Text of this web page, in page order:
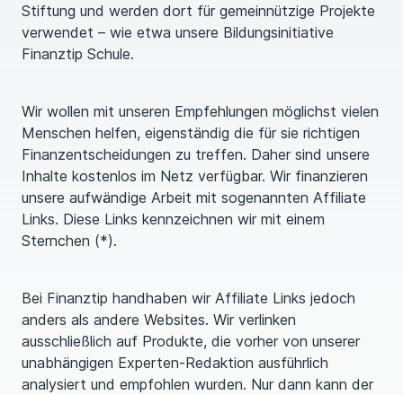
Stiftung und werden dort für gemeinnützige Projekte
verwendet – wie etwa unsere Bildungsinitiative
Finanztip Schule.
Wir wollen mit unseren Empfehlungen möglichst vielen
Menschen helfen, eigenständig die für sie richtigen
Finanzentscheidungen zu treffen. Daher sind unsere
Inhalte kostenlos im Netz verfügbar. Wir finanzieren
unsere aufwändige Arbeit mit sogenannten Affiliate
Links. Diese Links kennzeichnen wir mit einem
Sternchen (*).
Bei Finanztip handhaben wir Affiliate Links jedoch
anders als andere Websites. Wir verlinken
ausschließlich auf Produkte, die vorher von unserer
unabhängigen Experten-Redaktion ausführlich
analysiert und empfohlen wurden. Nur dann kann der